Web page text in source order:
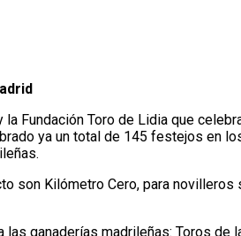
la Fundación Toro de Lidia que
ya un total de 145 festejos en
son Kilómetro Cero, para
ganaderías madrileñas: Toros de